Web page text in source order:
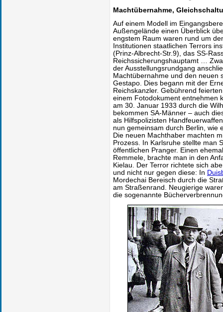
Machtübernahme,
Auf einem Modell im
Außengelände einen Überblick
engstem Raum waren rund um
Institutionen staatlichen Terrors
(Prinz-Albrecht-Str.9), das SS-
Reichssicherungshauptamt …
der Ausstellungsrundgang
Machtübernahme und den neuen
Gestapo. Dies begann mit der
Reichskanzler. Gebührend
einem Fotodokument entnehmen
am 30. Januar 1933 durch die
bekommen SA-Männer – auch
als Hilfspolizisten
nun gemeinsam durch Berlin, wie
Die neuen Machthaber machten
Prozess. In Karlsruhe stellte man
öffentlichen Pranger. Einen
Remmele, brachte man in den
Kielau. Der Terror richtete sich
und nicht nur gegen diese: In
Mordechai Bereisch durch die
am Straßenrand. Neugierige
die sogenannte